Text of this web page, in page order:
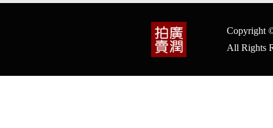
Copyright
All